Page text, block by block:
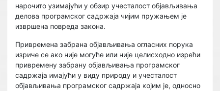
нарочито узимајући у обзир учесталост објављивања
делова програмског садржаја чијим пружањем је
извршена повреда закона.
Привремена забрана објављивања огласних порука
изриче се ако није могуће или није целисходно изрећи
привремену забрану објављивања програмског
садржаја имајући у виду природу и учесталост
објављивања програмског садржаја којим је, односно